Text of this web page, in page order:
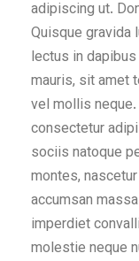
adipiscing ut.
Quisque gravida
lectus in
mauris, sit amet
vel mollis
consectetur
sociis natoque
montes,
accumsan
imperdiet
molestie neque